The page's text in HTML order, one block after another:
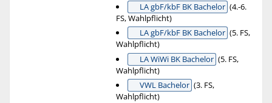
LA gbF/kbF BK Bachelor (4.-6.
FS, Wahlpflicht)
LA gbF/kbF BK Bachelor (5. FS,
Wahlpflicht)
LA WiWi BK Bachelor (5. FS,
Wahlpflicht)
VWL Bachelor (3. FS,
Wahlpflicht)